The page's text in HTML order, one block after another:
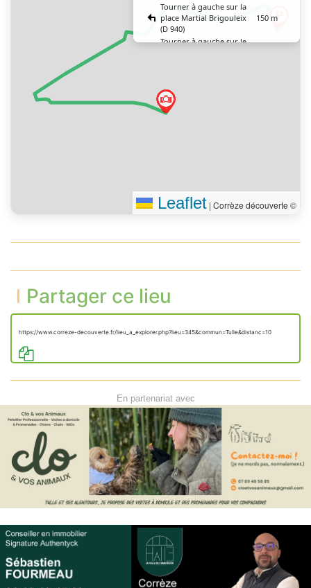
Tourner à gauche sur la
place Martial Brigouleix
(D 940)
150 m
Tourner à gauche sur le
Tourner à gauche sur la
rue Abbé Lair
Leaflet | Corrèze découverte ©
Partager ce lieu
https://www.correze-decouverte.fr/lieu_a_explorer.php?lieu=345&commun=Tulle&distanc=10
En partenariat avec